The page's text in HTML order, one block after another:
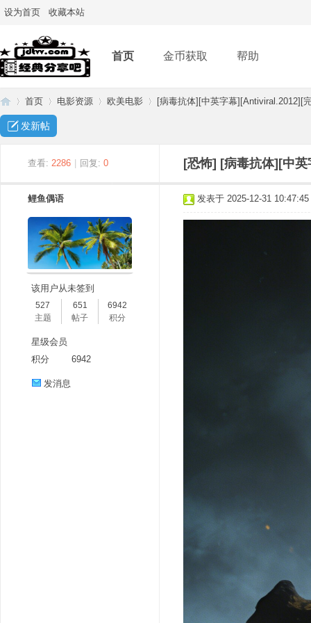
设为首页 收藏本站
首页 金币获取 帮助
首页
›
电影资源
›
欧美电影 [病毒抗体][中英字幕][Antiviral.2012][
发新帖
查看: 2286 回复: 0 [恐怖] [病毒抗体][中
鲤鱼偶语
该用户从未签到
527
主题
651
帖子
6942
积分
星级会员
积分
6942
发消息
发表于 2025-12-31 10:47:45